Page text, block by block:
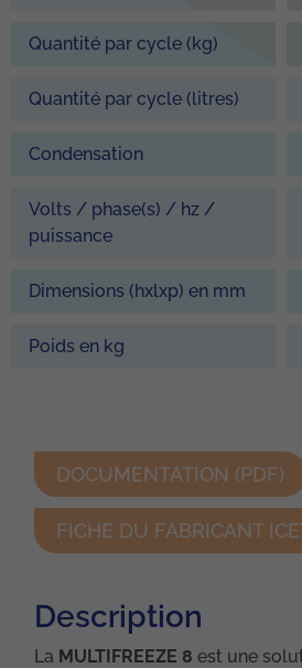
Quantité par cycle (kg)
Quantité par cycle (litres)
Condensation
Volts / phase(s) / hz /
puissance
Dimensions (hxlxp) en mm
Poids en kg
DOCUMENTATION (PDF)
FICHE DU FABRICANT
Description
La MULTIFREEZE 8 est une